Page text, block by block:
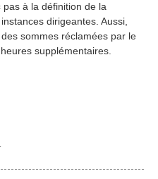
pas à la définition de la
dirigeantes. Aussi,
sommes réclamées par le
supplémentaires.